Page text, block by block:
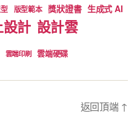
版型範本 獎狀證書 生成式 AI
計 設計雲
雲端印刷 雲端硬碟
返回頂端 ↑